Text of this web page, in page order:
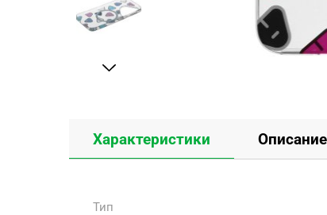
Характеристики
Тип